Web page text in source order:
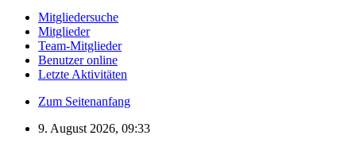
Mitgliedersuche
Mitglieder
Team-Mitglieder
Benutzer online
Letzte Aktivitäten
Zum Seitenanfang
9. August 2026, 09:33